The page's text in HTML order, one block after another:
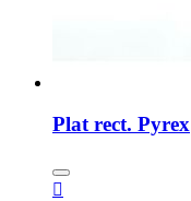
Plat rect. Pyrex
